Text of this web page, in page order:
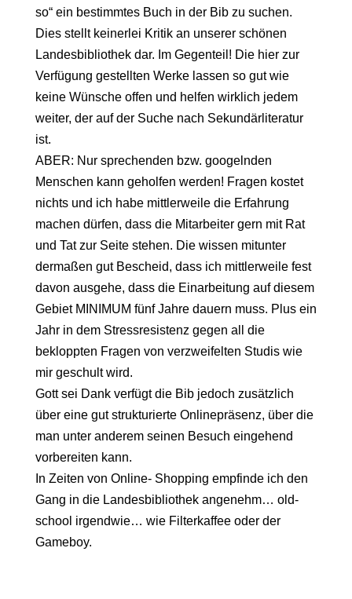
so“ ein bestimmtes Buch in der Bib zu suchen.
Dies stellt keinerlei Kritik an unserer schönen
Landesbibliothek dar. Im Gegenteil! Die hier zur
Verfügung gestellten Werke lassen so gut wie
keine Wünsche offen und helfen wirklich jedem
weiter, der auf der Suche nach Sekundärliteratur
ist.
ABER: Nur sprechenden bzw. googelnden
Menschen kann geholfen werden! Fragen kostet
nichts und ich habe mittlerweile die Erfahrung
machen dürfen, dass die Mitarbeiter gern mit Rat
und Tat zur Seite stehen. Die wissen mitunter
dermaßen gut Bescheid, dass ich mittlerweile fest
davon ausgehe, dass die Einarbeitung auf diesem
Gebiet MINIMUM fünf Jahre dauern muss. Plus ein
Jahr in dem Stressresistenz gegen all die
bekloppten Fragen von verzweifelten Studis wie
mir geschult wird.
Gott sei Dank verfügt die Bib jedoch zusätzlich
über eine gut strukturierte Onlinepräsenz, über die
man unter anderem seinen Besuch eingehend
vorbereiten kann.
In Zeiten von Online- Shopping empfinde ich den
Gang in die Landesbibliothek angenehm… old-
school irgendwie… wie Filterkaffee oder der
Gameboy.